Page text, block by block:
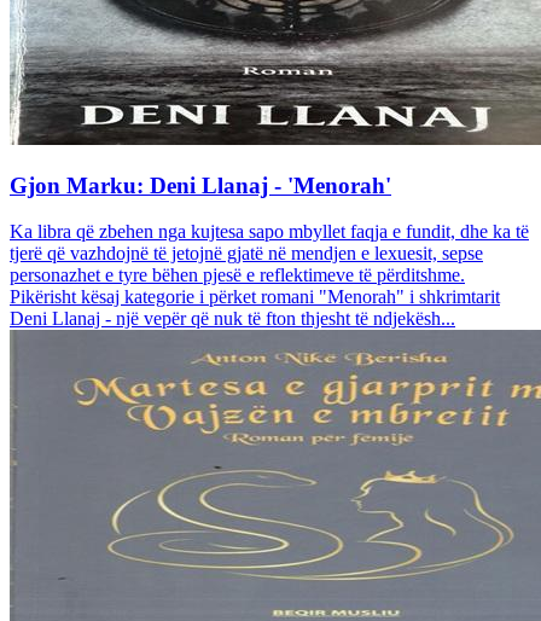
Gjon Marku: Deni Llanaj - 'Menorah'
Ka libra që zbehen nga kujtesa sapo mbyllet faqja e fundit, dhe ka të
tjerë që vazhdojnë të jetojnë gjatë në mendjen e lexuesit, sepse
personazhet e tyre bëhen pjesë e reflektimeve të përditshme.
Pikërisht kësaj kategorie i përket romani "Menorah" i shkrimtarit
Deni Llanaj - një vepër që nuk të fton thjesht të ndjekësh...